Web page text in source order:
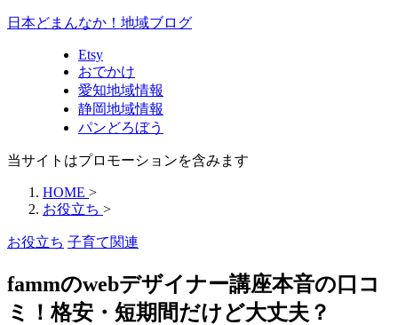
日本どまんなか！地域ブログ
Etsy
おでかけ
愛知地域情報
静岡地域情報
パンどろぼう
当サイトはプロモーションを含みます
HOME >
お役立ち >
お役立ち 子育て関連
fammのwebデザイナー講座本音の口コ
ミ！格安・短期間だけど大丈夫？